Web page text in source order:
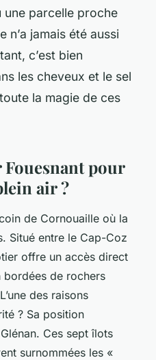
une parcelle proche
n’a jamais été aussi
c’est bien
les cheveux et le sel
la magie de ces
pour
air ?
de Cornouaille où la
Situé entre le Cap-Coz
offre un accès direct
de rochers
des raisons
? Sa position
Ces sept îlots
surnommées les «